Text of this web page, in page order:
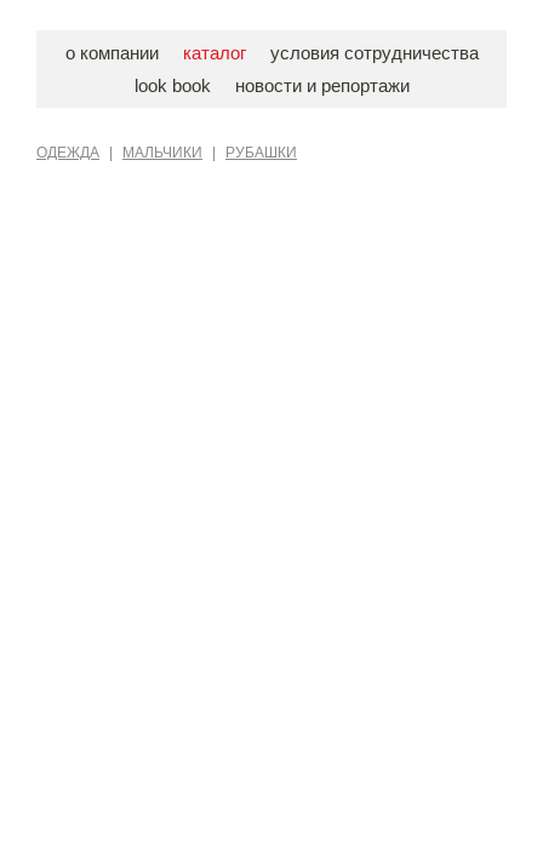
о компании каталог
условия сотрудничества
look book
новости и репортажи
ОДЕЖДА МАЛЬЧИКИ РУБАШКИ